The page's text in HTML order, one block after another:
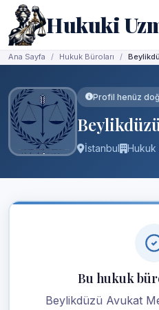
Hukuki
Ana Sayfa Hukuk Büroları
Profil henüz
İstanbul Hukuk
Bu hukuk
Beylikdüzü Avukat